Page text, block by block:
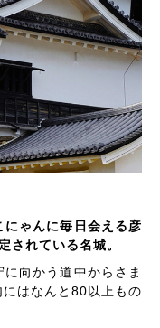
にゃんに毎日会える彦
されている名城。
向かう道中からさま
はなんと80以上もの